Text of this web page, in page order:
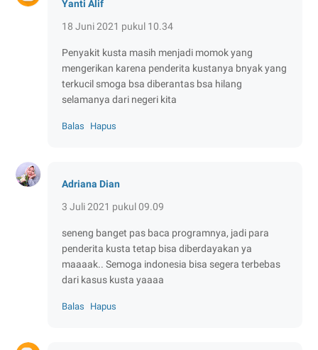
Yanti Alif
18 Juni 2021 pukul 10.34
Penyakit kusta masih menjadi momok yang
mengerikan karena penderita kustanya bnyak yang
terkucil smoga bsa diberantas bsa hilang
selamanya dari negeri kita
Balas Hapus
Adriana Dian
3 Juli 2021 pukul 09.09
seneng banget pas baca programnya, jadi para
penderita kusta tetap bisa diberdayakan ya
maaaak.. Semoga indonesia bisa segera terbebas
dari kasus kusta yaaaa
Balas Hapus